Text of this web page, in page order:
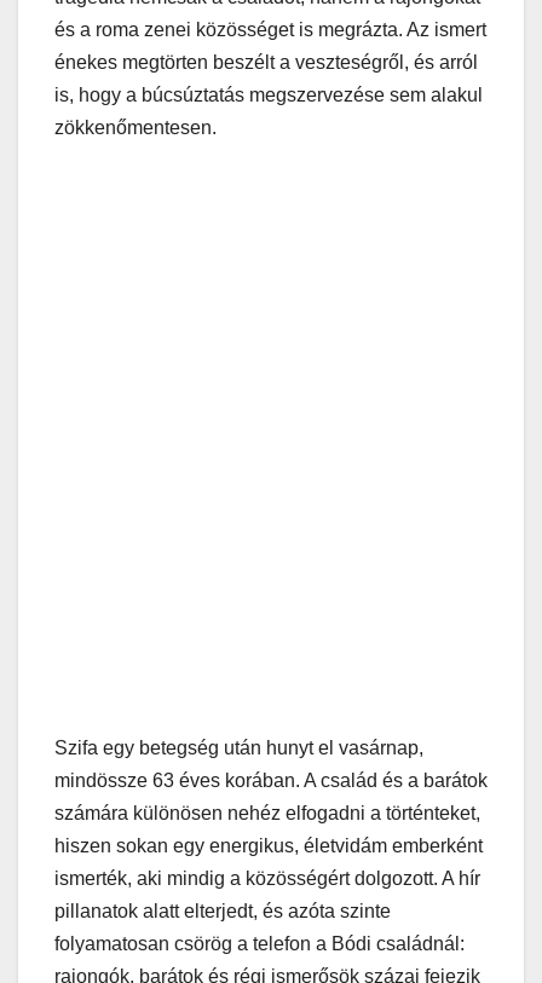
és a roma zenei közösséget is megrázta. Az ismert
énekes megtörten beszélt a veszteségről, és arról
is, hogy a búcsúztatás megszervezése sem alakul
zökkenőmentesen.
Szifa egy betegség után hunyt el vasárnap,
mindössze 63 éves korában. A család és a barátok
számára különösen nehéz elfogadni a történteket,
hiszen sokan egy energikus, életvidám emberként
ismerték, aki mindig a közösségért dolgozott. A hír
pillanatok alatt elterjedt, és azóta szinte
folyamatosan csörög a telefon a Bódi családnál:
rajongók, barátok és régi ismerősök százai fejezik